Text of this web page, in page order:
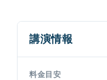
講演情報
料金目安